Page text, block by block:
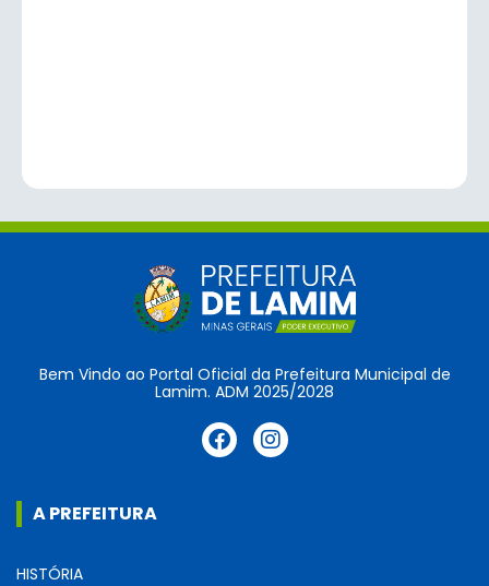
Bem Vindo ao Portal Oficial da Prefeitura Municipal de
Lamim. ADM 2025/2028
A PREFEITURA
HISTÓRIA